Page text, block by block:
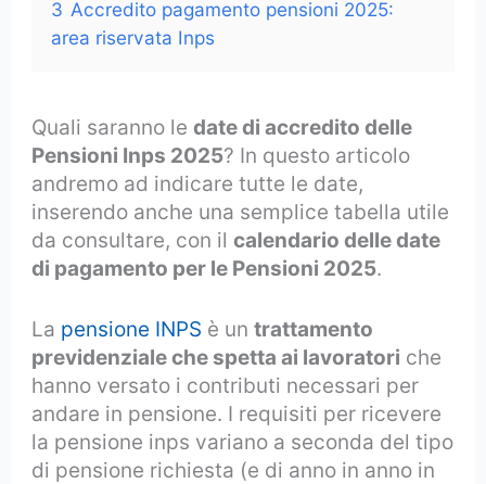
3 Accredito pagamento pensioni 2025:
area riservata Inps
Quali saranno ledate di accredito delle
Pensioni Inps 2025? In questo articolo
andremo ad indicare tutte le date,
inserendo anche una semplice tabella utile
da consultare, con ilcalendario delle date
di pagamento per le Pensioni 2025.
La pensione INPS è untrattamento
previdenziale che spetta ai lavoratori che
hanno versato i contributi necessari per
andare in pensione. I requisiti per ricevere
la pensione inps variano a seconda del tipo
di pensione richiesta (e di anno in anno in